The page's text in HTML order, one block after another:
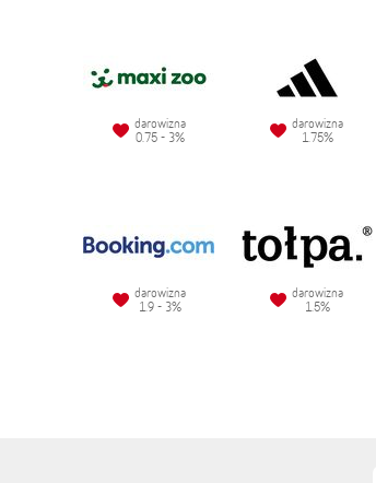
darowizna
0.75 - 3%
darowizna
1.75%
darowizna
1.9 - 3%
darowizna
1.5%